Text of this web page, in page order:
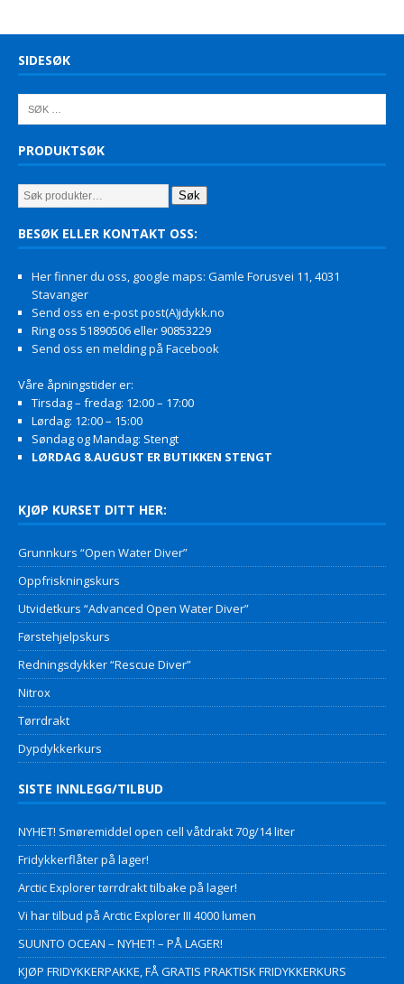
SIDESØK
PRODUKTSØK
Søk
BESØK ELLER KONTAKT OSS:
Her finner du oss, google maps: Gamle Forusvei 11, 4031
Stavanger
Send oss en e-post post(A)jdykk.no
Ring oss 51890506 eller 90853229
Send oss en melding på Facebook
Våre åpningstider er:
Tirsdag – fredag: 12:00 – 17:00
Lørdag: 12:00 – 15:00
Søndag og Mandag: Stengt
LØRDAG 8.AUGUST ER BUTIKKEN STENGT
KJØP KURSET DITT HER:
Grunnkurs “Open Water Diver”
Oppfriskningskurs
Utvidetkurs “Advanced Open Water Diver”
Førstehjelpskurs
Redningsdykker “Rescue Diver”
Nitrox
Tørrdrakt
Dypdykkerkurs
SISTE INNLEGG/TILBUD
NYHET! Smøremiddel open cell våtdrakt 70g/14 liter
Fridykkerflåter på lager!
Arctic Explorer tørrdrakt tilbake på lager!
Vi har tilbud på Arctic Explorer III 4000 lumen
SUUNTO OCEAN – NYHET! – PÅ LAGER!
KJØP FRIDYKKERPAKKE, FÅ GRATIS PRAKTISK FRIDYKKERKURS